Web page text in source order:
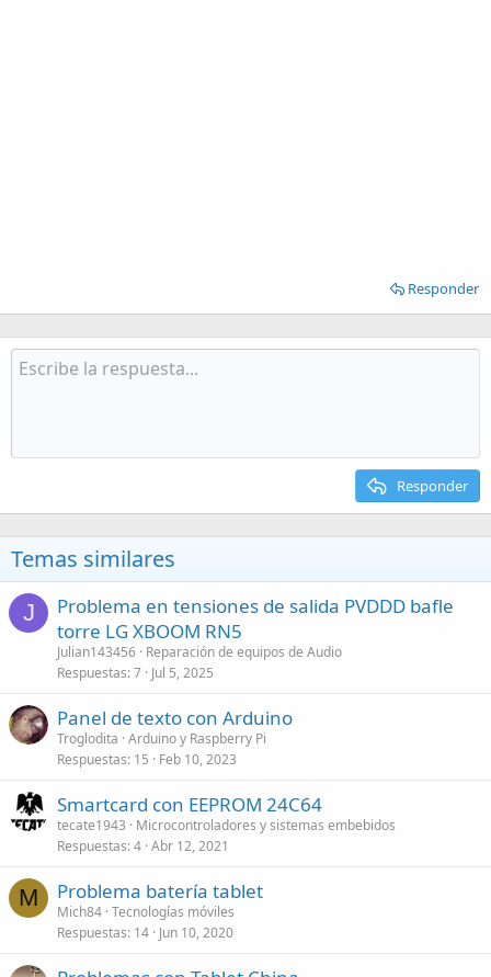
Responder
Responder
Temas similares
J
Problema en tensiones de salida PVDDD bafle
torre LG XBOOM RN5
Julian143456 Reparación de equipos de Audio
Respuestas 7 Jul 5, 2025
Panel de texto con Arduino
Troglodita Arduino y Raspberry Pi
Respuestas 15 Feb 10, 2023
Smartcard con EEPROM 24C64
tecate1943
Microcontroladores y sistemas embebidos
Respuestas 4 Abr 12, 2021
M Problema batería tablet
Mich84 Tecnologías móviles
Respuestas 14 Jun 10, 2020